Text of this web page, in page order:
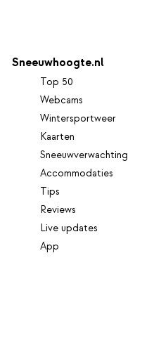
Sneeuwhoogte.nl
Top 50
Webcams
Wintersportweer
Kaarten
Sneeuwverwachting
Accommodaties
Tips
Reviews
Live updates
App